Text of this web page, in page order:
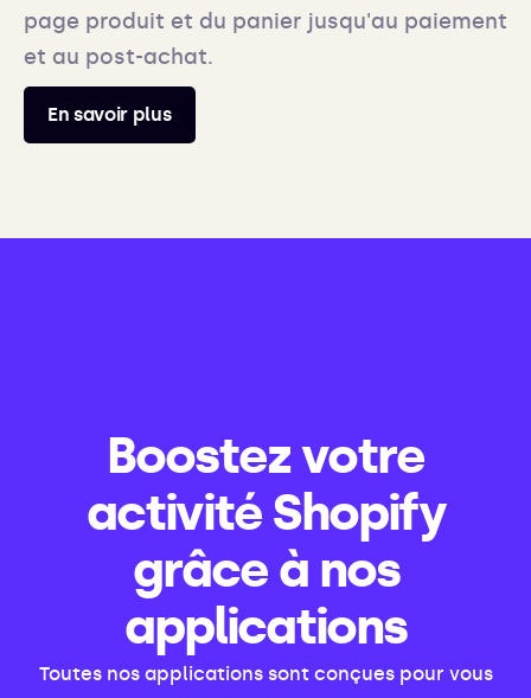
page produit et du panier jusqu'au paiement
et au post-achat.
En savoir plus
Boostez votre
activité Shopify
grâce à nos
applications
Toutes nos applications sont conçues pour vous